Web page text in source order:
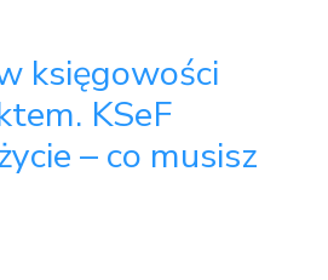
księgowości
KSeF
– co musisz